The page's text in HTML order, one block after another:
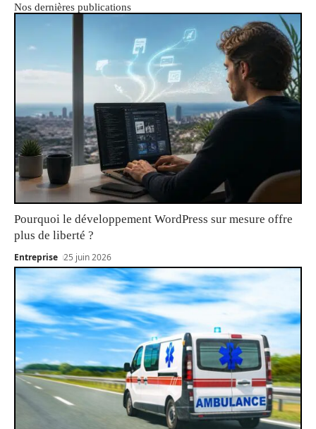
Nos dernières publications
Pourquoi le développement WordPress sur mesure offre
plus de liberté ?
Entreprise 25 juin 2026